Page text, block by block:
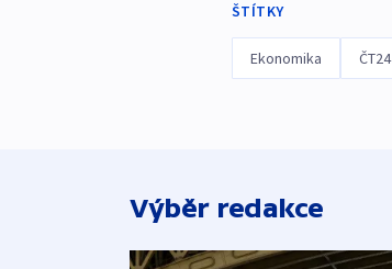
ŠTÍTKY
Ekonomika ČT24
Výběr redakce